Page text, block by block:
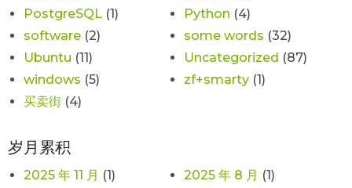
PostgreSQL (1) Python (4)
software (2) some words (32)
Ubuntu (11) Uncategorized (87)
windows (5) zf+smarty (1)
买卖街 (4)
岁月累积
2025 年 11 月 (1) 2025 年 8 月 (1)